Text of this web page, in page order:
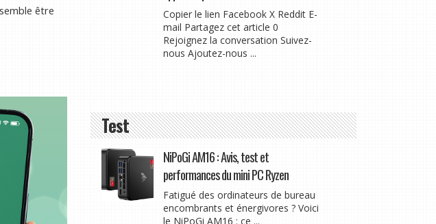
être
Copier le lien Facebook X Reddit E-
mail Partagez cet article 0
Rejoignez la conversation Suivez-
nous Ajoutez-nous ...
Test
NiPoGi AM16 : Avis, test et
performances du mini PC Ryzen
Fatigué des ordinateurs de bureau
encombrants et énergivores ? Voici
le NiPoGi AM16 : ce ...